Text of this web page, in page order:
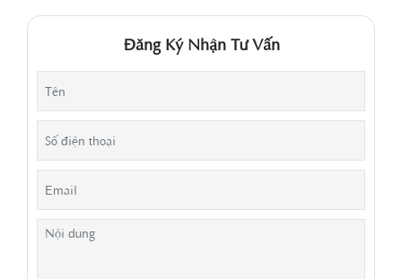
Đăng Ký Nhận Tư Vấn